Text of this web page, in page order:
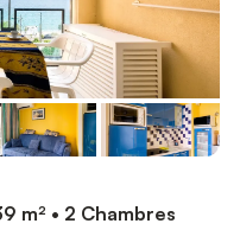
m² • 2 Chambres